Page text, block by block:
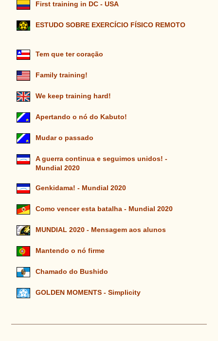
First training in DC - USA
ESTUDO SOBRE EXERCÍCIO FÍSICO REMOTO
Tem que ter coração
Family training!
We keep training hard!
Apertando o nó do Kabuto!
Mudar o passado
A guerra continua e seguimos unidos! -
Mundial 2020
Genkidama! - Mundial 2020
Como vencer esta batalha - Mundial 2020
MUNDIAL 2020 - Mensagem aos alunos
Mantendo o nó firme
Chamado do Bushido
GOLDEN MOMENTS - Simplicity